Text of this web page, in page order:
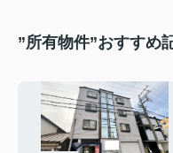
”所有物件”おすすめ